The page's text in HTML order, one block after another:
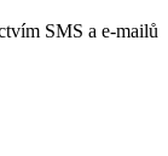
SMS a e-mailů